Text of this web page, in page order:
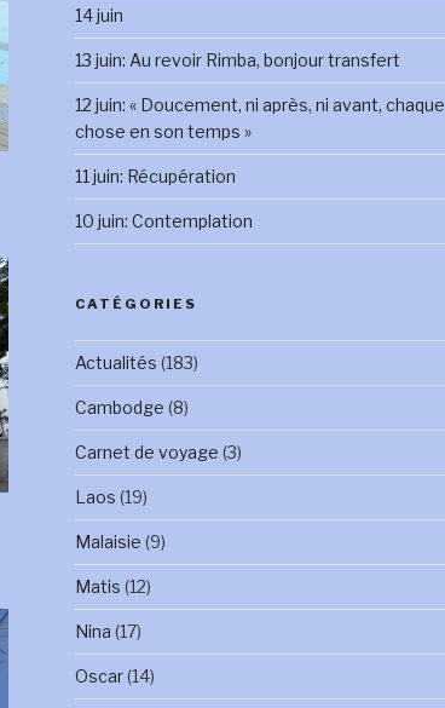
14 juin
13 juin: Au revoir Rimba, bonjour transfert
12 juin: « Doucement, ni après, ni avant, chaque
chose en son temps »
11 juin: Récupération
10 juin: Contemplation
CATÉGORIES
Actualités (183)
Cambodge (8)
Carnet de voyage (3)
Laos (19)
Malaisie (9)
Matis (12)
Nina (17)
Oscar(14)